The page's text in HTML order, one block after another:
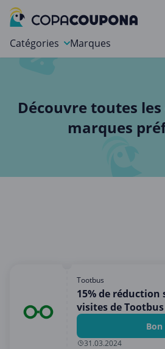
Catégories
Beauté et Bien-être
Cadeaux et Fleurs
Gaming et Jouets
Sport et Loisirs
Vêtements et Accessoires
Voyages et Vacances
Marques
Découvre toutes
marques
Tootbus
15% de réduction
visites de
Bon
31.03.2024